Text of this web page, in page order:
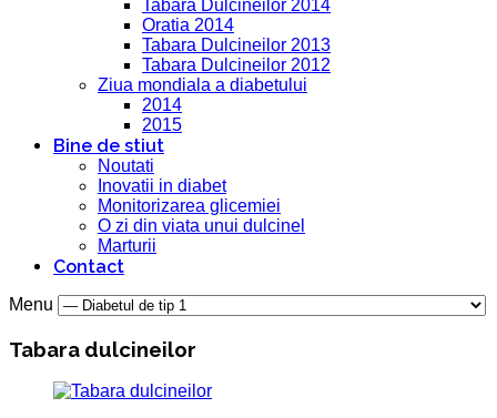
Tabara Dulcineilor 2014
Oratia 2014
Tabara Dulcineilor 2013
Tabara Dulcineilor 2012
Ziua mondiala a diabetului
2014
2015
Bine de stiut
Noutati
Inovatii in diabet
Monitorizarea glicemiei
O zi din viata unui dulcinel
Marturii
Contact
Menu
Tabara dulcineilor